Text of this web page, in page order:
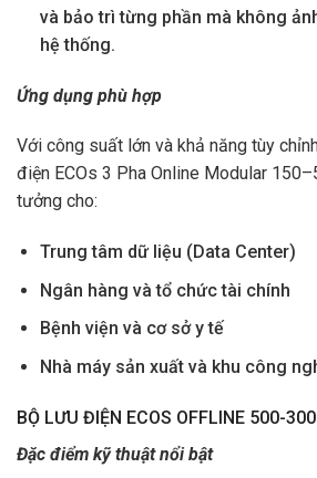
và bảo trì từng phần mà không
hệ thống.
Ứng dụng phù hợp
Với công suất lớn và khả năng tùy
điện ECOs 3 Pha Online Modular
tưởng cho:
Trung tâm dữ liệu (Data Center)
Ngân hàng và tổ chức tài chính
Bệnh viện và cơ sở y tế
Nhà máy sản xuất và khu công
BỘ LƯU ĐIỆN ECOS OFFLINE 500-
Đặc điểm kỹ thuật nổi bật